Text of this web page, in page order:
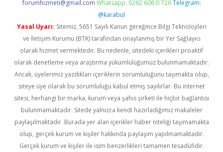
forumhizmeti@gmail.com Whatsapp: 0262 606 0 726 Telegram:
@karabul
Yasal Uyarı: Sitemiz, 5651 Sayılı Kanun gereğince Bilgi Teknolojileri
ve İletişim Kurumu (BTK) tarafından onaylanmış bir Yer Sağlayıcı
olarak hizmet vermektedir. Bu nedenle, sitedeki içerikleri proaktif
olarak denetleme veya araştırma yükümlülüğümüz bulunmamaktadır.
Ancak, üyelerimiz yazdıkları içeriklerin sorumluluğunu taşımakta olup,
siteye üye olarak bu sorumluluğu kabul etmiş sayılırlar. Bu internet
sitesi, herhangi bir marka, kurum veya şahıs şirketi ile hiçbir bağlantısı
bulunmamaktadır. Sitede yalnızca kendi hazırladığımız makaleler
paylaşılmaktadır. Burada yer alan içerikler haber niteliği taşımamakta
olup, gerçek kurum ve kişiler hakkında paylaşım yapılmamaktadır.
Gerçek kurum ve kişiler ile isim benzerlikleri tamamen tesadüfidir.